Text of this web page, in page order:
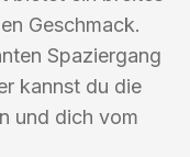
Geschmack.
Spaziergang
kannst du die
und dich vom